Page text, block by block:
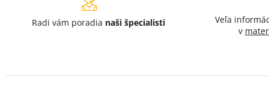
Radi vám poradia naši špecialisti
Veľa
v